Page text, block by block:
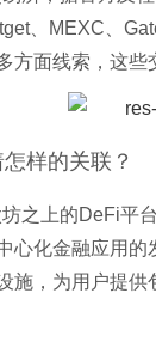
、MEXC、
方面线索，这些
样的关联？
之上的DeFi平
心化金融应用
施，为用户提